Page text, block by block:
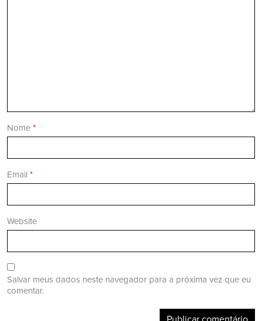
Nome *
Email *
Website
Salvar meus dados neste navegador para a próxima vez que eu
comentar.